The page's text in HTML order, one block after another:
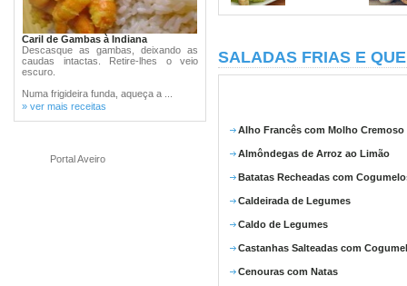
Caril de Gambas à Indiana
Descasque as gambas, deixando as
caudas intactas. Retire-lhes o veio
escuro.
Numa frigideira funda, aqueça a ...
» ver mais receitas
Portal Aveiro
SALADAS FRIAS E
Alho Francês com Molho Cremoso
Almôndegas de Arroz ao Limão
Batatas Recheadas com
Caldeirada de Legumes
Caldo de Legumes
Castanhas Salteadas com
Cenouras com Natas